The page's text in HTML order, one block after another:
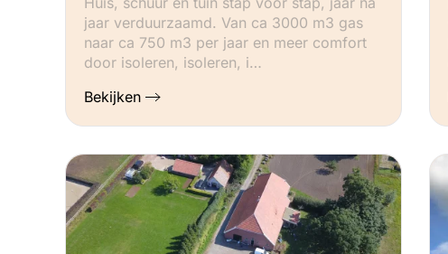
jaar verduurzaamd. Van ca 3000 m3 gas
naar ca 750 m3 per jaar en meer comfort
door isoleren, isoleren, i…
Bekijken